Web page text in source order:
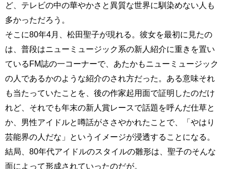
ど、テレビの中の華やかさと異質な世界に馴染めない人も
多かっただろう。
そこに80年4月、松田聖子が現れる。彼女を最初に見たの
は、普段はニューミュージック系の新人紹介に重きを置い
ているFM誌の一コーナーで、あたかもニューミュージック
の人であるかのような紹介のされ方だった。ある意味それ
も当たっていたことを、後の作家起用面で証明したのだけ
れど、それでも年末の新人賞レースで話題を呼んだ仕草と
か、男性アイドルと噂話がささやかれたことで、「やはり
芸能界の人だな」というイメージが浸透することになる。
結局、80年代アイドルのスタイルの雛形は、聖子のそんな
面によって形成されていったのだが。